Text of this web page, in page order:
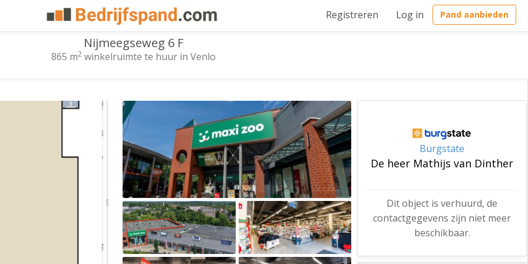
Registreren Log in Pand aanbieden
Nijmeegseweg 6 F
865 m2winkelruimte te huur in Venlo
Burgstate
De heer Mathijs van Dinther
Dit object is verhuurd, de
contactgegevens zijn niet meer
beschikbaar.